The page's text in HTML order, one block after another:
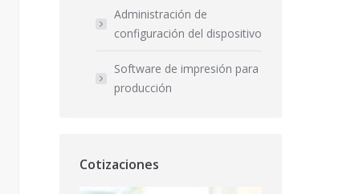
Administración de
configuración del dispositivo
Software de impresión para
producción
Cotizaciones